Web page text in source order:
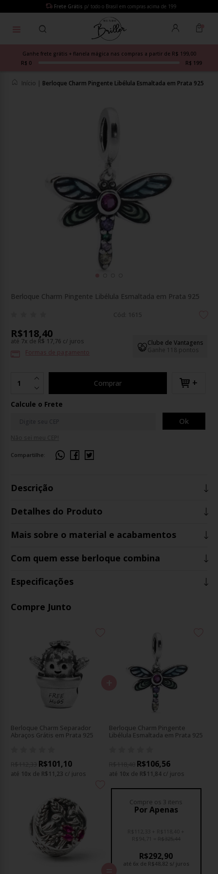
Frete Grátis p/ todo o Brasil em compras acima de 199
Ganhe frete grátis + flanela mágica nas compras a partir de R$ 199,00
R$ 0
R$ 199
Início | Berloque Charm Pingente Libélula Esmaltada em Prata 925
Berloque Charm Pingente Libélula Esmaltada em Prata 925
Cód: 1615
Clube de Vantagens
Ganhe 118 pontos
R$118,40
até 7x de R$ 17,76 c/ juros
Formas de pagamento
Comprar +
Calcule o Frete
Ok
Compartilhe:
Descrição
Detalhes do Produto
Mais sobre o material e acabamentos
Com quem esse berloque combina
Especificações
Compre Junto
Berloque Charm Separador
Abraços Grátis em Prata 925
R$101,10
até 10x de R$11,23 c/ juros
Berloque Charm Pingente
Libélula Esmaltada em Prata 925
R$106,56
até 10x de R$11,84 c/ juros
Compre os 3 itens
Por Apenas
R$292,90
até 6x de R$48,82s/ juros